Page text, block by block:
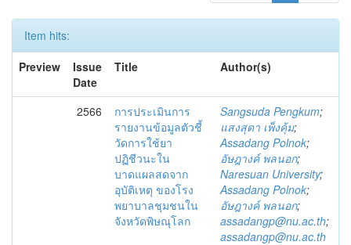
Item hits:
Preview
Issue
Date
Title Author(s)
2566
การประเมินการ
รายงานข้อมูลตัวชี้
วัดการใช้ยา
ปฏิชีวนะใน
บาดแผลสดจาก
อุบัติเหตุ ของโรง
พยาบาลชุมชนใน
จังหวัดพิษณุโลก
Sangsuda Pengkum;
แสงสุดา เพ็งคุ้ม;
Assadang Polnok;
อัษฎางค์ พลนอก;
Naresuan University;
Assadang Polnok;
อัษฎางค์ พลนอก;
assadangp@nu.ac.th;
assadangp@nu.ac.th